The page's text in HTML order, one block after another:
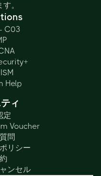
。
C03
Help
ィ
定
Voucher
問
リシー
ンセル